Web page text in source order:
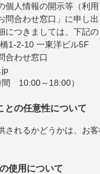
個人情報の開示等（利
問合わせ窓口」に申し
につきましては、下記
1-2-10 一東洋ビル5F
合わせ窓口
10:00～18:00）
との任意性について
されるかどうかは、お
使用について